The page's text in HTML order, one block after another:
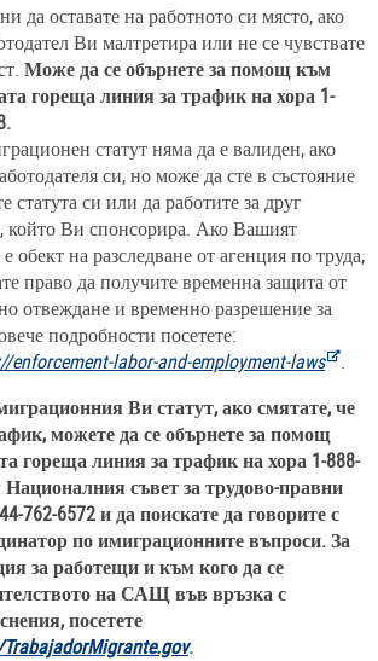
да оставате на работното си място, ако
Ви малтретира или не се чувствате
Може да се обърнете за помощ към
гореща линия за трафик на хора 1-
статут няма да е валиден, ако
си, но може да сте в състояние
статута си или да работите за друг
който Ви спонсорира. Ако Вашият
обект на разследване от агенция по труда,
право да получите временна защита от
отвеждане и временно разрешение за
подробности посетете:
enforcement-labor-and-employment-laws .
Ви статут, ако смятате, че
можете да се обърнете за помощ
гореща линия за трафик на хора 1-888-
съвет за трудово-правни
762-6572 и да поискате да говорите с
по имиграционните въпроси. За
за работещи и към кого да се
на САЩ във връзка с
посетете
.